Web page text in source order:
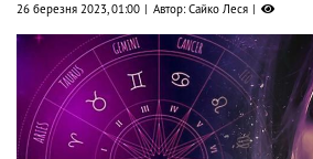
26 березня 2023, 01:00 Автор: Сайко Леся